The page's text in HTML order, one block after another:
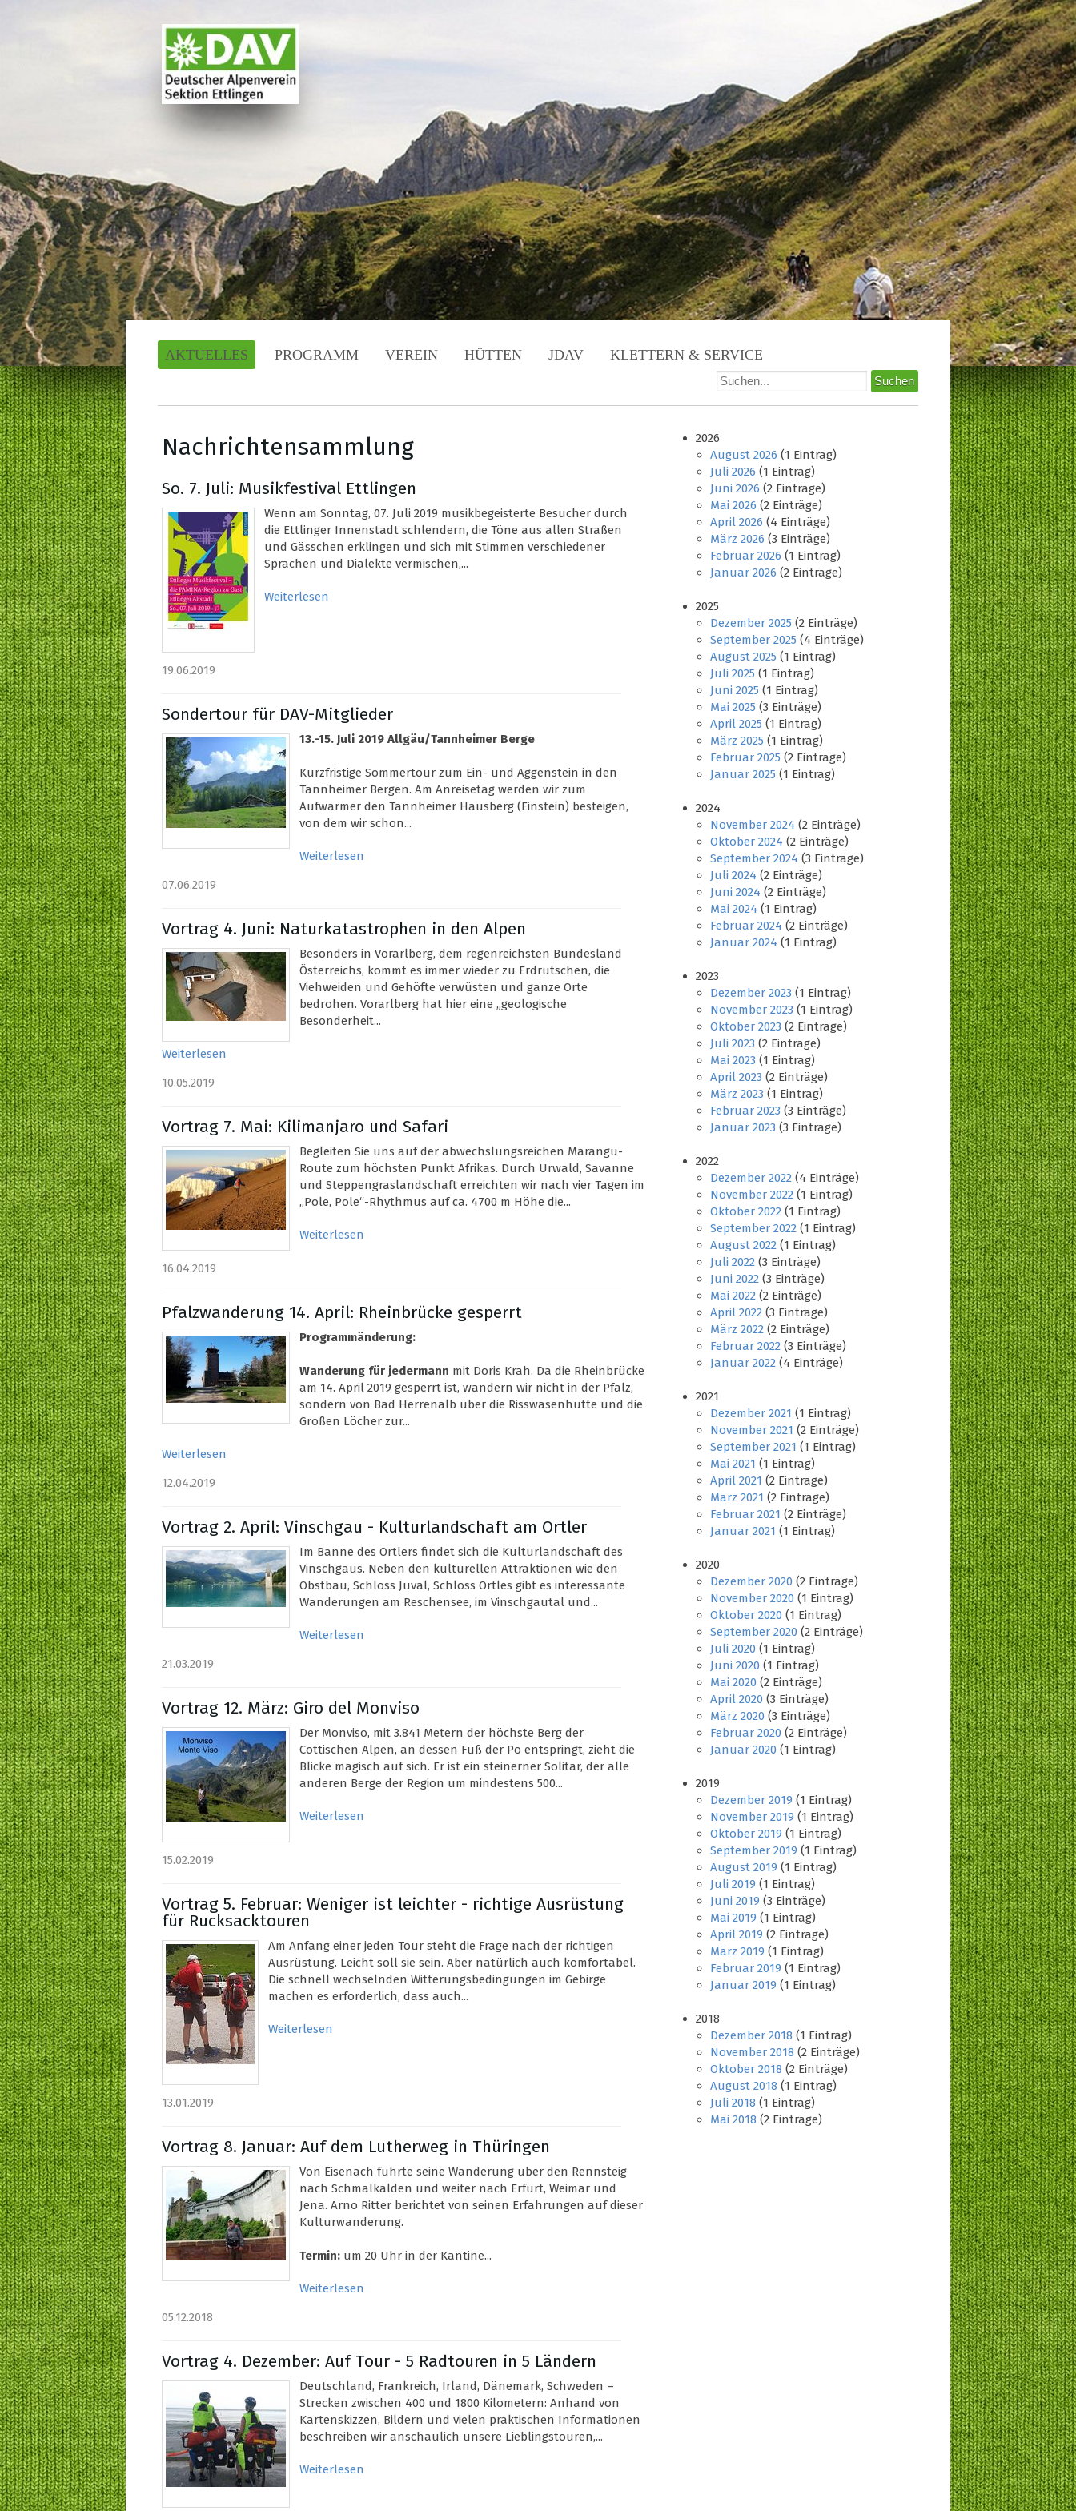
AKTUELLES PROGRAMM VEREIN HÜTTEN JDAV KLETTERN & SERVICE
2026
August 2026 (1 Eintrag)
Juli 2026 (1 Eintrag)
Juni 2026 (2 Einträge)
Mai 2026 (2 Einträge)
April 2026 (4 Einträge)
März 2026 (3 Einträge)
Februar 2026 (1 Eintrag)
Januar 2026 (2 Einträge)
2025
Dezember 2025 (2 Einträge)
September 2025 (4 Einträge)
August 2025 (1 Eintrag)
Juli 2025 (1 Eintrag)
Juni 2025 (1 Eintrag)
Mai 2025 (3 Einträge)
April 2025 (1 Eintrag)
März 2025 (1 Eintrag)
Februar 2025 (2 Einträge)
Januar 2025 (1 Eintrag)
2024
November 2024 (2 Einträge)
Oktober 2024 (2 Einträge)
September 2024 (3 Einträge)
Juli 2024 (2 Einträge)
Juni 2024 (2 Einträge)
Mai 2024 (1 Eintrag)
Februar 2024 (2 Einträge)
Januar 2024 (1 Eintrag)
2023
Dezember 2023 (1 Eintrag)
November 2023 (1 Eintrag)
Oktober 2023 (2 Einträge)
Juli 2023 (2 Einträge)
Mai 2023 (1 Eintrag)
April 2023 (2 Einträge)
März 2023 (1 Eintrag)
Februar 2023 (3 Einträge)
Januar 2023 (3 Einträge)
2022
Dezember 2022 (4 Einträge)
November 2022 (1 Eintrag)
Oktober 2022 (1 Eintrag)
September 2022 (1 Eintrag)
August 2022 (1 Eintrag)
Juli 2022 (3 Einträge)
Juni 2022 (3 Einträge)
Mai 2022 (2 Einträge)
April 2022 (3 Einträge)
März 2022 (2 Einträge)
Februar 2022 (3 Einträge)
Januar 2022 (4 Einträge)
2021
Dezember 2021 (1 Eintrag)
November 2021 (2 Einträge)
September 2021 (1 Eintrag)
Mai 2021 (1 Eintrag)
April 2021 (2 Einträge)
März 2021 (2 Einträge)
Februar 2021 (2 Einträge)
Januar 2021 (1 Eintrag)
2020
Dezember 2020 (2 Einträge)
November 2020 (1 Eintrag)
Oktober 2020 (1 Eintrag)
September 2020 (2 Einträge)
Juli 2020 (1 Eintrag)
Juni 2020 (1 Eintrag)
Mai 2020 (2 Einträge)
April 2020 (3 Einträge)
März 2020 (3 Einträge)
Februar 2020 (2 Einträge)
Januar 2020 (1 Eintrag)
2019
Dezember 2019 (1 Eintrag)
November 2019 (1 Eintrag)
Oktober 2019 (1 Eintrag)
September 2019 (1 Eintrag)
August 2019 (1 Eintrag)
Juli 2019 (1 Eintrag)
Juni 2019 (3 Einträge)
Mai 2019 (1 Eintrag)
April 2019 (2 Einträge)
März 2019 (1 Eintrag)
Februar 2019 (1 Eintrag)
Januar 2019 (1 Eintrag)
2018
Dezember 2018 (1 Eintrag)
November 2018 (2 Einträge)
Oktober 2018 (2 Einträge)
August 2018 (1 Eintrag)
Juli 2018 (1 Eintrag)
Mai 2018 (2 Einträge)
Nachrichtensammlung
So. 7. Juli: Musikfestival Ettlingen
Wenn am Sonntag, 07. Juli 2019 musikbegeisterte Besucher durch
die Ettlinger Innenstadt schlendern, die Töne aus allen Straßen
und Gässchen erklingen und sich mit Stimmen verschiedener
Sprachen und Dialekte vermischen,...
Weiterlesen
19.06.2019
Sondertour für DAV-Mitglieder
13.-15. Juli 2019 Allgäu/Tannheimer Berge
Kurzfristige Sommertour zum Ein- und Aggenstein in den
Tannheimer Bergen. Am Anreisetag werden wir zum
Aufwärmer den Tannheimer Hausberg (Einstein) besteigen,
von dem wir schon...
Weiterlesen
07.06.2019
Vortrag 4. Juni: Naturkatastrophen in den Alpen
Besonders in Vorarlberg, dem regenreichsten Bundesland
Österreichs, kommt es immer wieder zu Erdrutschen, die
Viehweiden und Gehöfte verwüsten und ganze Orte
bedrohen. Vorarlberg hat hier eine „geologische
Besonderheit...
Weiterlesen
10.05.2019
Vortrag 7. Mai: Kilimanjaro und Safari
Begleiten Sie uns auf der abwechslungsreichen Marangu-
Route zum höchsten Punkt Afrikas. Durch Urwald, Savanne
und Steppengraslandschaft erreichten wir nach vier Tagen im
„Pole, Pole“-Rhythmus auf ca. 4700 m Höhe die...
Weiterlesen
16.04.2019
Pfalzwanderung 14. April: Rheinbrücke gesperrt
Programmänderung:
Wanderung für jedermann mit Doris Krah. Da die Rheinbrücke
am 14. April 2019 gesperrt ist, wandern wir nicht in der Pfalz,
sondern von Bad Herrenalb über die Risswasenhütte und die
Großen Löcher zur...
Weiterlesen
12.04.2019
Vortrag 2. April: Vinschgau - Kulturlandschaft am Ortler
Im Banne des Ortlers findet sich die Kulturlandschaft des
Vinschgaus. Neben den kulturellen Attraktionen wie den
Obstbau, Schloss Juval, Schloss Ortles gibt es interessante
Wanderungen am Reschensee, im Vinschgautal und...
Weiterlesen
21.03.2019
Vortrag 12. März: Giro del Monviso
Der Monviso, mit 3.841 Metern der höchste Berg der
Cottischen Alpen, an dessen Fuß der Po entspringt, zieht die
Blicke magisch auf sich. Er ist ein steinerner Solitär, der alle
anderen Berge der Region um mindestens 500...
Weiterlesen
15.02.2019
Vortrag 5. Februar: Weniger ist leichter - richtige Ausrüstung
für Rucksacktouren
Am Anfang einer jeden Tour steht die Frage nach der richtigen
Ausrüstung. Leicht soll sie sein. Aber natürlich auch komfortabel.
Die schnell wechselnden Witterungsbedingungen im Gebirge
machen es erforderlich, dass auch...
Weiterlesen
13.01.2019
Vortrag 8. Januar: Auf dem Lutherweg in Thüringen
Von Eisenach führte seine Wanderung über den Rennsteig
nach Schmalkalden und weiter nach Erfurt, Weimar und
Jena. Arno Ritter berichtet von seinen Erfahrungen auf dieser
Kulturwanderung.
Termin: um 20 Uhr in der Kantine...
Weiterlesen
05.12.2018
Vortrag 4. Dezember: Auf Tour - 5 Radtouren in 5 Ländern
Deutschland, Frankreich, Irland, Dänemark, Schweden –
Strecken zwischen 400 und 1800 Kilometern: Anhand von
Kartenskizzen, Bildern und vielen praktischen Informationen
beschreiben wir anschaulich unsere Lieblingstouren,...
Weiterlesen